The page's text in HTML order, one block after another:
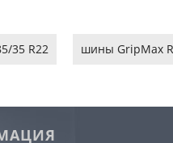
35 R22 шины GripMax